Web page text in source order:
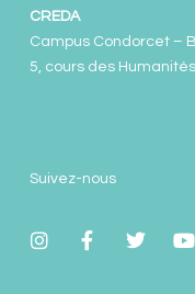
CREDA
Campus Condorcet –
5, cours des
Suivez-nous